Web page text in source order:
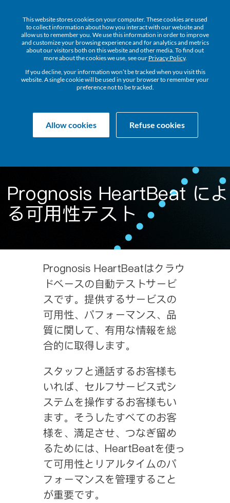
This website stores cookies on your computer. These cookies are used
to collect information about how you interact with our website and
allow us to remember you. We use this information in order to improve
and customize your browsing experience and for analytics and metrics
about our visitors both on this website and other media. To find out
more about the cookies we use, see our Privacy Policy.
If you decline, your information won’t be tracked when you visit this
website. A single cookie will be used in your browser to remember your
preference not to be tracked.
Allow cookies Refuse cookies
Prognosis HeartBeat によ
る可用性テスト
Prognosis HeartBeatはクラウ
ドベースの自動テストサービ
スです。提供するサービスの
可用性、パフォーマンス、品
質に関して、有用な情報を総
合的に取得します。
スタッフと通話するお客様も
いれば、セルフサービス式シ
ステムを操作するお客様もい
ます。そうしたすべてのお客
様を、満足させ、つなぎ留め
るためには、HeartBeatを使っ
て可用性とリアルタイムのパ
フォーマンスを管理すること
が重要です。